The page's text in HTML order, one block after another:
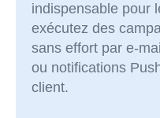
indispensable pour
exécutez des
sans effort par e-
ou notifications
client.